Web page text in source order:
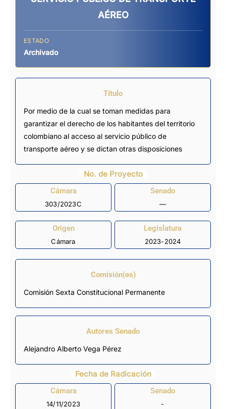
AÉREO
ESTADO
Archivado
Título
Por medio de la cual se toman medidas para
garantizar el derecho de los habitantes del territorio
colombiano al acceso al servicio público de
transporte aéreo y se dictan otras disposiciones
No. de Proyecto
Cámara
303/2023C
Senado
—
Origen
Cámara
Legislatura
2023-2024
Comisión(es)
Comisión Sexta Constitucional Permanente
Autores Senado
Alejandro Alberto Vega Pérez
Fecha de Radicación
Cámara
14/11/2023
Senado
-